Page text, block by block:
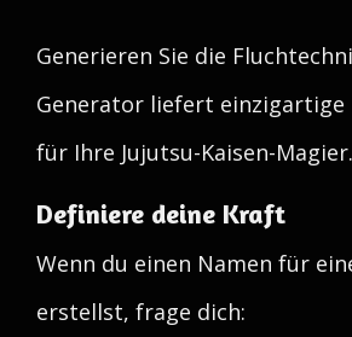
Generieren Sie die
Generator liefert einzigartige
für Ihre Jujutsu-Kaisen-Magier.
Definiere deine Kraft
Wenn du einen Namen für
erstellst, frage dich: